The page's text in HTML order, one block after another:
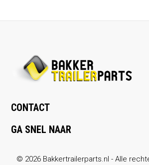
CONTACT
GA SNEL NAAR
© 2026 Bakkertrailerparts.nl - Alle